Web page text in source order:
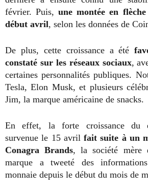
février. Puis,une montée en
début avril, selon les données de
De plus, cette croissance a été
constaté sur les réseaux sociaux,
certaines personnalités publiques.
Tesla, Elon Musk, et plusieurs
Jim, la marque américaine de snacks.
En effet, la forte croissance du
survenue le 15 avrilfait suite à un
Conagra Brands, la société mère
marque a tweeté des
monnaie depuis le début du mois de